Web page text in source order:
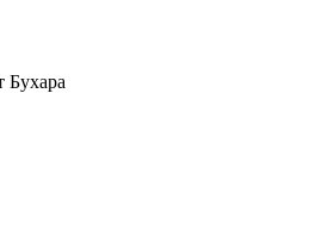
Бухара